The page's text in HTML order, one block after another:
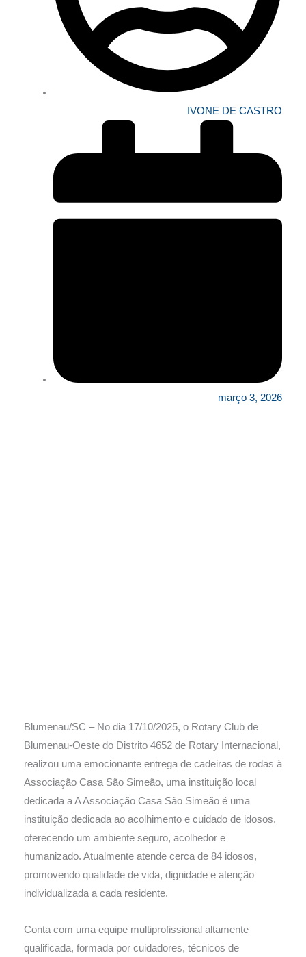
IVONE DE CASTRO
março 3, 2026
Blumenau/SC – No dia 17/10/2025, o Rotary Club de
Blumenau-Oeste do Distrito 4652 de Rotary Internacional,
realizou uma emocionante entrega de cadeiras de rodas à
Associação Casa São Simeão, uma instituição local
dedicada a A Associação Casa São Simeão é uma
instituição dedicada ao acolhimento e cuidado de idosos,
oferecendo um ambiente seguro, acolhedor e
humanizado. Atualmente atende cerca de 84 idosos,
promovendo qualidade de vida, dignidade e atenção
individualizada a cada residente.
Conta com uma equipe multiprofissional altamente
qualificada, formada por cuidadores, técnicos de